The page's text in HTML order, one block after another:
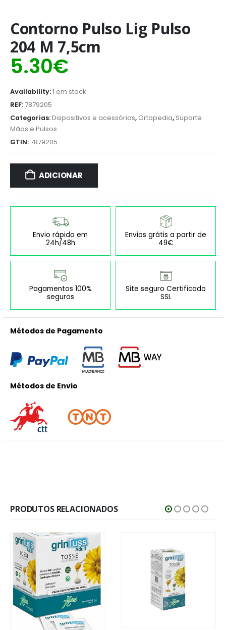
Contorno Pulso Lig Pulso
204 M 7,5cm
5.30€
Availability:1 em stock
REF: 7879205
Categorias:Dispositivos e acessórios, Ortopedia, Suporte
Mãos e Pulsos
GTIN: 7879205
ADICIONAR
Envio rápido em
24h/48h
Envios grátis a partir de
49€
Pagamentos 100%
seguros
Site seguro Certificado
SSL
Métodos de Pagamento
Métodos de Envio
PRODUTOS RELACIONADOS